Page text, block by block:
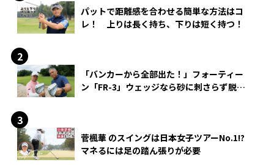
パットで距離感を合わせる簡単な方法はコ
レ！ 上りは長く持ち、下りは短く持つ！
「バンカーから全部出た！」フォーティー
ン「FR-3」ウェッジなら砂に刺さらず脱出
菅楓華 のスイングは日本女子ツアーNo.1!?
マネるには足の踏ん張りが必要